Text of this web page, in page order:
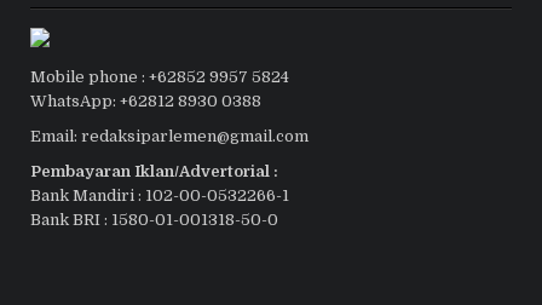
Mobile phone : +62852 9957 5824
WhatsApp: +62812 8930 0388
Email: redaksiparlemen@gmail.com
Pembayaran Iklan/Advertorial :
Bank Mandiri : 102-00-0532266-1
Bank BRI : 1580-01-001318-50-0